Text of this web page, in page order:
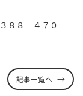
８８－４７０
記事一覧へ